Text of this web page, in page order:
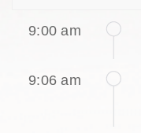
9:00 am
9:06 am